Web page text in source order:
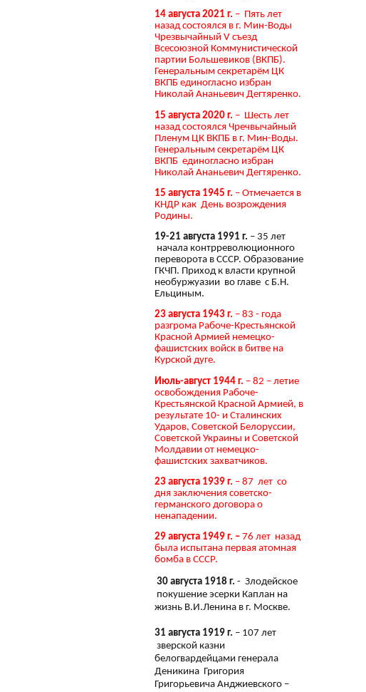
14 августа 2021 г. – Пять лет
назад состоялся в г. Мин-Воды
Чрезвычайный V съезд
Всесоюзной Коммунистической
партии Большевиков (ВКПБ).
Генеральным секретарём ЦК
ВКПБ единогласно избран
Николай Ананьевич Дегтяренко.
15 августа 2020 г. – Шесть лет
назад состоялся Чречвычайный
Пленум ЦК ВКПБ в г. Мин-Воды.
Генеральным секретарём ЦК
ВКПБ единогласно избран
Николай Ананьевич Дегтяренко.
15 августа 1945 г. – Отмечается в
КНДР как День возрождения
Родины.
19-21 августа 1991 г. – 35 лет
начала контрреволюционного
переворота в СССР. Образование
ГКЧП. Приход к власти крупной
необуржуазии во главе с Б.Н.
Ельциным.
23 августа 1943 г. – 83 - года
разгрома Рабоче-Крестьянской
Красной Армией немецко-
фашистских войск в битве на
Курской дуге.
Июль-август 1944 г. – 82 – летие
освобождения Рабоче-
Крестьянской Красной Армией, в
результате 10- и Сталинских
Ударов, Советской Белоруссии,
Советской Украины и Советской
Молдавии от немецко-
фашистских захватчиков.
23 августа 1939 г. – 87 лет со
дня заключения советско-
германского договора о
ненападении.
29 августа 1949 г. – 76 лет назад
была испытана первая атомная
бомба в СССР.
30 августа 1918 г. - Злодейское
покушение эсерки Каплан на
жизнь В.И.Ленина в г. Москве.
31 августа 1919 г. – 107 лет
зверской казни
белогвардейцами генерала
Деникина Григория
Григорьевича Анджиевского –